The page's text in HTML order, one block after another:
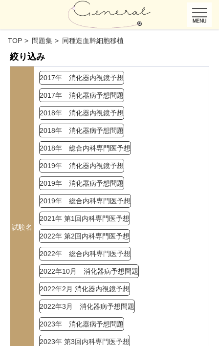
TOP 問題集 同種造血幹細胞移植
絞り込み
試験名
2017年 消化器内視鏡予想
2017年 消化器病予想問題
2018年 消化器内視鏡予想
2018年 消化器病予想問題
2018年 総合内科専門医予想
2019年 消化器内視鏡予想
2019年 消化器病予想問題
2019年 総合内科専門医予想
2021年 第1回内科専門医予想
2022年 第2回内科専門医予想
2022年 総合内科専門医予想
2022年10月 消化器病予想問題
2022年2月 消化器内視鏡予想
2022年3月 消化器病予想問題
2023年 消化器病予想問題
2023年 第3回内科専門医予想